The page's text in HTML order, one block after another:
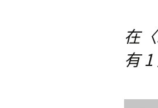
在〈
有